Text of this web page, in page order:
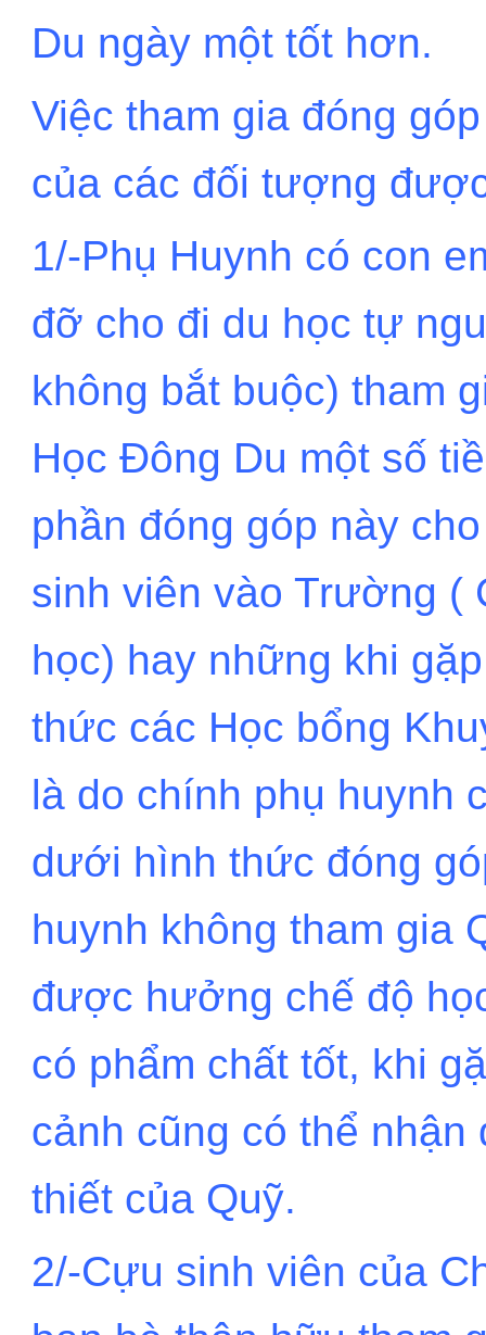
Du ngày một tốt hơn.
Việc tham gia đóng
của các đối tượng
1/-Phụ Huynh có con
đỡ cho đi du học tự
không bắt buộc) tham
Học Đông Du một số
phần đóng góp này
sinh viên vào Trường (
học) hay những khi
thức các Học bổng
là do chính phụ huynh
dưới hình thức đóng
huynh không tham gia
được hưởng chế độ
có phẩm chất tốt, khi
cảnh cũng có thể
thiết của Quỹ.
2/-Cựu sinh viên của